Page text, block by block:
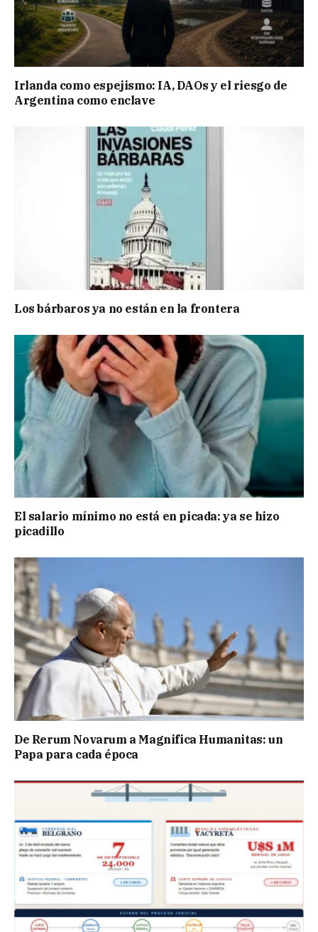
Irlanda como espejismo: IA, DAOs y el riesgo de
Argentina como enclave
Los bárbaros ya no están en la frontera
El salario mínimo no está en picada: ya se hizo
picadillo
De Rerum Novarum a Magnifica Humanitas: un
Papa para cada época